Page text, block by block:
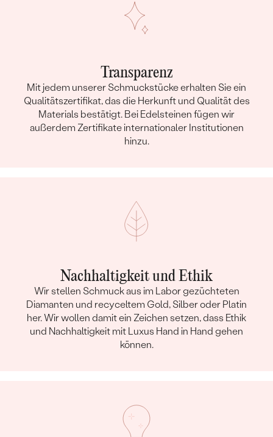
Transparenz
Mit jedem unserer Schmuckstücke erhalten Sie ein
Qualitätszertifikat, das die Herkunft und Qualität des
Materials bestätigt. Bei Edelsteinen fügen wir
außerdem Zertifikate internationaler Institutionen
hinzu.
Nachhaltigkeit und Ethik
Wir stellen Schmuck aus im Labor gezüchteten
Diamanten und recyceltem Gold, Silber oder Platin
her. Wir wollen damit ein Zeichen setzen, dass Ethik
und Nachhaltigkeit mit Luxus Hand in Hand gehen
können.